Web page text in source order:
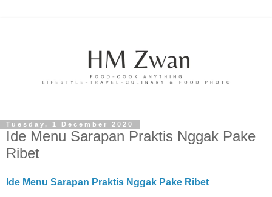
Tuesday, 1 December 2020
Ide Menu Sarapan Praktis Nggak Pake
Ribet
Ide Menu Sarapan Praktis Nggak Pake Ribet